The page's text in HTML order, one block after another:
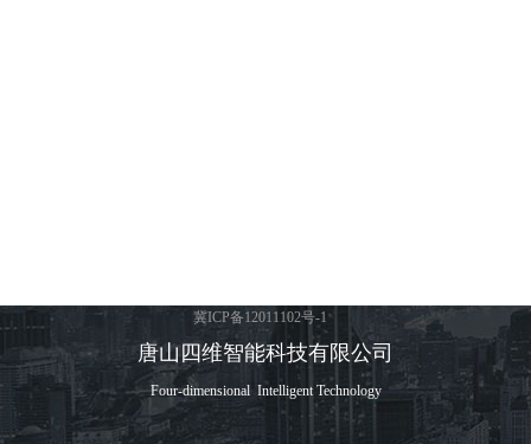
Four-dimensional Intelligent Technology
唐山四维智能科技有限公司
冀ICP备12011102号-1